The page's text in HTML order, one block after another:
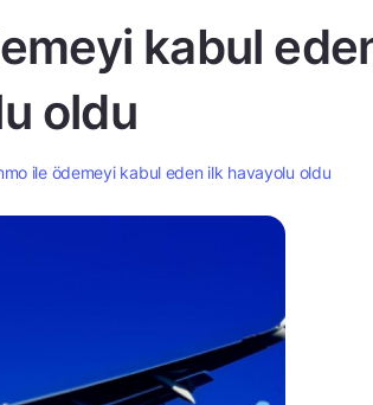
kabul
oldu
ile ödemeyi kabul eden ilk havayolu oldu